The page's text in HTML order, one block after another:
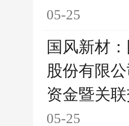
05-25
国风新材
股份有限
资金暨关
05-25